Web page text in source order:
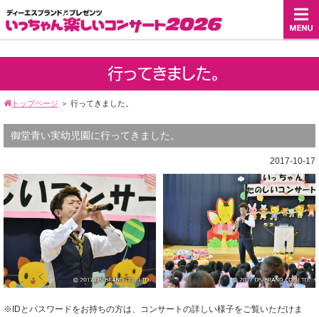
行ってきました。
トップページ ＞ 行ってきました。
御堂青い実幼児園に行ってきました。
2017-10-17
※IDとパスワードをお持ちの方は、コンサートの詳しい様子をご覧いただけま